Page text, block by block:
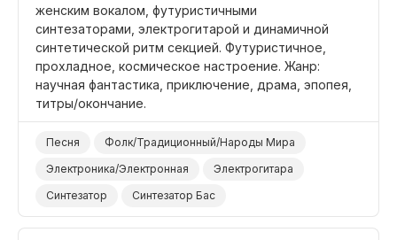
женским вокалом, футуристичными
синтезаторами, электрогитарой и динамичной
синтетической ритм секцией. Футуристичное,
прохладное, космическое настроение. Жанр:
научная фантастика, приключение, драма, эпопея,
титры/окончание.
Песня
Фолк/Традиционный/Народы Мира
Электроника/Электронная
Электрогитара
Синтезатор
Синтезатор Бас
Электронные Барабаны
Эпический